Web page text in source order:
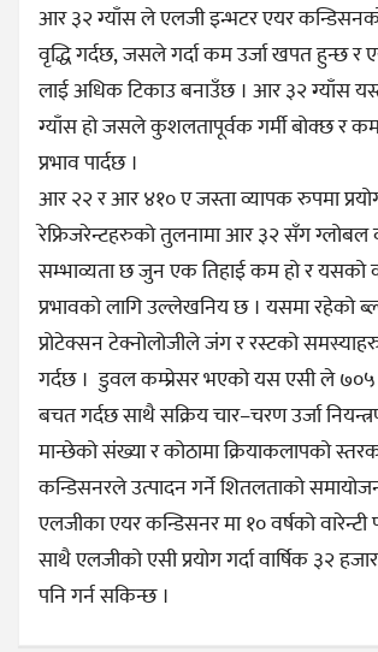
आर ३२ ग्याँस ले एलजी इन्भटर एयर कन्डिसनको
वृद्धि गर्दछ, जसले गर्दा कम उर्जा खपत हुन्छ र
लाई अधिक टिकाउ बनाउँछ । आर ३२ ग्याँस
ग्याँस हो जसले कुशलतापूर्वक गर्मी बोक्छ र
प्रभाव पार्दछ ।
आर २२ र आर ४१० ए जस्ता व्यापक रुपमा
रेफ्रिजरेन्टहरुको तुलनामा आर ३२ सँग ग्लोबल
सम्भाव्यता छ जुन एक तिहाई कम हो र यसको
प्रभावको लागि उल्लेखनिय छ । यसमा रहेको
प्रोटेक्सन टेक्नोलोजीले जंग र रस्टको
गर्दछ । डुवल कम्प्रेसर भएको यस एसी ले
बचत गर्दछ साथै सक्रिय चार–चरण उर्जा
मान्छेको संख्या र कोठामा क्रियाकलापको
कन्डिसनरले उत्पादन गर्ने शितलताको
एलजीका एयर कन्डिसनर मा १० वर्षको
साथै एलजीको एसी प्रयोग गर्दा वार्षिक ३२
पनि गर्न सकिन्छ ।